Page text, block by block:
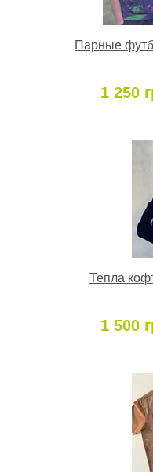
Парные
1 250
Тепла
1 500